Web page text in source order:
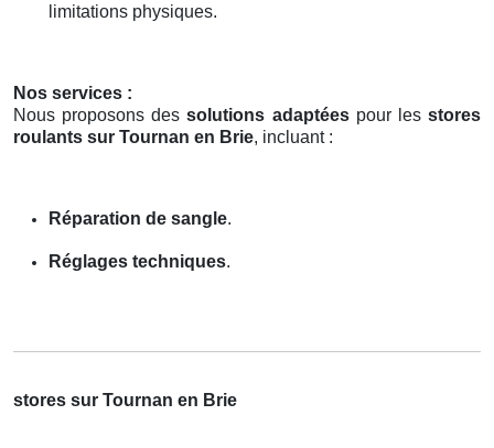
limitations physiques.
Nos services :
Nous proposons dessolutions adaptéespour lesstores
roulants sur Tournan en Brie, incluant :
Réparation de sangle.
Réglages techniques.
stores sur Tournan en Brie